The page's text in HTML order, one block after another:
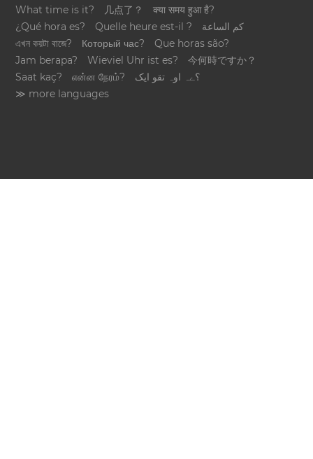
What time is it?
几点了？
क्या समय हुआ है?
¿Qué hora es?
Quelle heure est-il ?
كم الساعة
এখন কয়টা বাজে?
Который час?
Que horas são?
Jam berapa?
Wieviel Uhr ist es?
今何時ですか？
Saat kaç?
என்ன நேரம்?
؟ےہ اوہ تقو ایک
≫ more languages